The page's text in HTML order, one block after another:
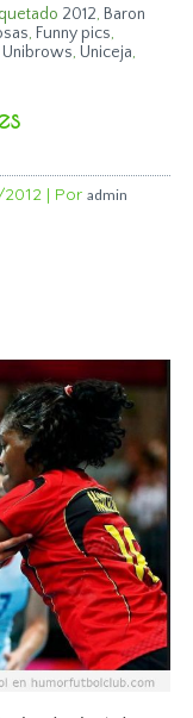
2012, Baron
, Funny pics,
Unibrows, Uniceja,
| Por admin